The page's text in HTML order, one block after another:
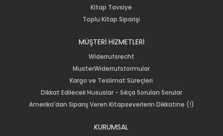
Kitap Tavsiye
Toplu Kitap Siparişi
MÜŞTERİ HİZMETLERİ
Widerrufsrecht
MusterWiderrufsformular
Kargo ve Teslimat Süreçleri
Dikkat Edilecek Hususlar - Sıkça Sorulan Sorular
Amerika'dan Sipariş Veren Kitapseverlerin Dikkatine (!)
KURUMSAL